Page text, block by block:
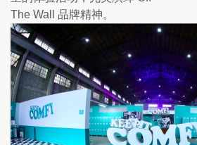
The Wall 品牌精神。